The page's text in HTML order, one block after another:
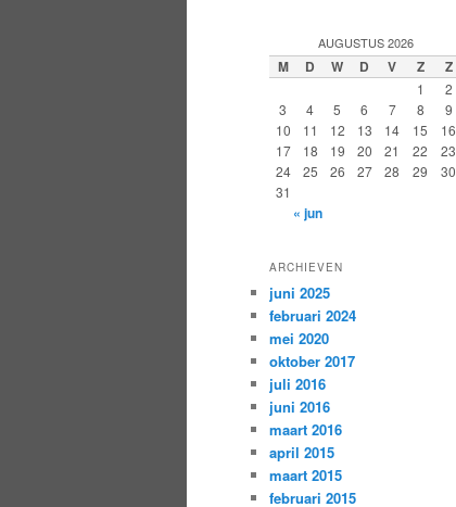
AUGUSTUS 2026
M D W D V Z Z
1
2
3
4 5 6 7 8
9
10
11 12 13 14 15
16
17
18 19 20 21 22
23
24
25 26 27 28 29
30
31
« jun
ARCHIEVEN
juni 2025
februari 2024
mei 2020
oktober 2017
juli 2016
juni 2016
maart 2016
april 2015
maart 2015
februari 2015